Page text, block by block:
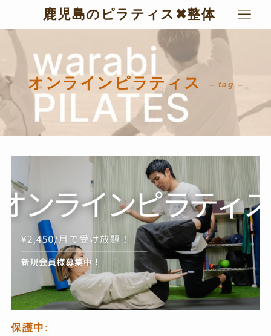
鹿児島のピラティス✖︎整体
オンラインピラティス – tag –
保護中: